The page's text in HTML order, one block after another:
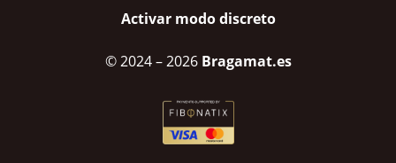
Activar modo discreto
© 2024– 2026 Bragamat.es